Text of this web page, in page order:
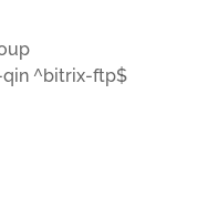
^bitrix-ftp$